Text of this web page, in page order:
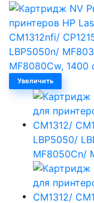
Увеличить